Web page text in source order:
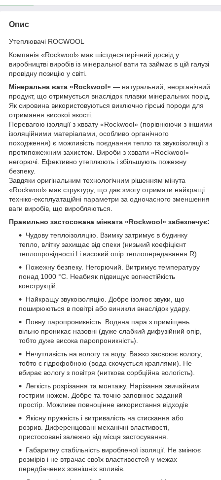
Опис
Утеплювачі ROCWOOL
Компанія «Rockwool» має шістдесятирічний досвід у
виробництві виробів із мінеральної вати та займає в цій галузі
провідну позицію у світі.
Мінеральна вата «Rockwool» — натуральний, неорганічний
продукт, що отримується внаслідок плавки мінеральних порід.
Як сировина використовуються виключно гірські породи для
отримання високої якості.
Перевагою ізоляції з хввату «Rockwool» (порівнюючи з іншими
ізоляційними матеріалами, особливо органічного
походження) є можливість поєднання тепло та звукоізоляції з
протипожежним захистом. Вироби з хввати «Rockwool»
негорючі. Ефективно утеплюють і збільшують пожежну
безпеку.
Завдяки оригінальним технологічним рішенням мінута
«Rockwool» має структуру, що дає змогу отримати найкращі
техніко-експлуатаційні параметри за одночасного зменшення
ваги виробів, що виробляються.
Правильно застосована мінвата «Rockwool» забезпечує:
Чудову теплоізоляцію. Взимку затримує в будинку
тепло, влітку захищає від спеки (низький коефіцієнт
теплопровідності l і високий опір теплопередавання R).
Пожежну безпеку. Негорючий. Витримує температуру
понад 1000 °C. Неабияк підвищує вогнестійкість
конструкцій.
Найкращу звукоізоляцію. Добре ізолює звуки, що
поширюються в повітрі або виникли внаслідок удару.
Повну паропроникність. Водяна пара з приміщень
вільно проникає назовні (дуже слабкий дифузійний опір,
тобто дуже висока паропроникність).
Нечутливість на вологу та воду. Важко засвоює вологу,
тобто є гідрофобною (вода скочується краплями). Не
вбирає вологу з повітря (ниткова сорбційна вологість).
Легкість розрізання та монтажу. Нарізання звичайним
гострим ножем. Добре та точно заповнює заданий
простір. Можливе повноцінне використання відходів
Якісну пружність і витривалість на стискання або
розрив. Диференцовані механічні властивості,
пристосовані залежно від місця застосування.
Габаритну стабільність виробленої ізоляції. Не змінює
розмірів і не втрачає своїх властивостей у межах
передбачених зовнішніх впливів.